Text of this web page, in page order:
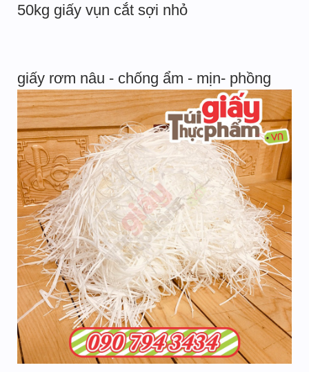
50kg giấy vụn cắt sợi nhỏ
giấy rơm nâu - chống ẩm - mịn- phồng